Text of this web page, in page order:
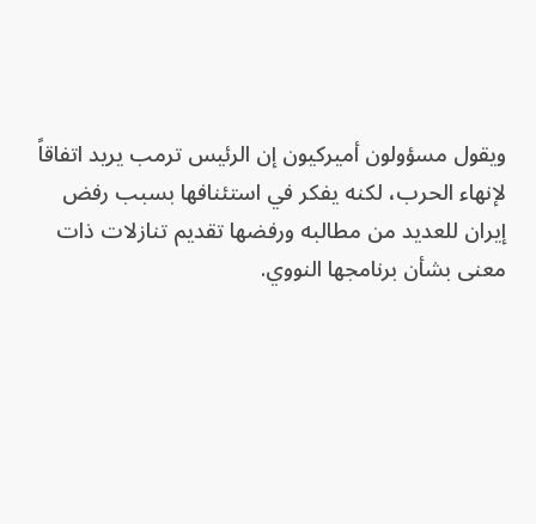
ويقول مسؤولون أميركيون إن الرئيس ترمب يريد اتفاقاً
لإنهاء الحرب، لكنه يفكر في استئنافها بسبب رفض
إيران للعديد من مطالبه ورفضها تقديم تنازلات ذات
معنى بشأن برنامجها النووي.